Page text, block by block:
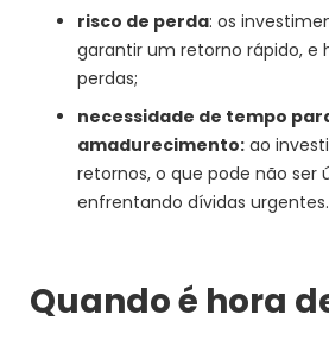
risco de perda: os
garantir um retorno rápido, e
perdas;
necessidade de tempo
amadurecimento: ao
retornos, o que pode não ser
enfrentando dívidas urgentes.
Quando é hora